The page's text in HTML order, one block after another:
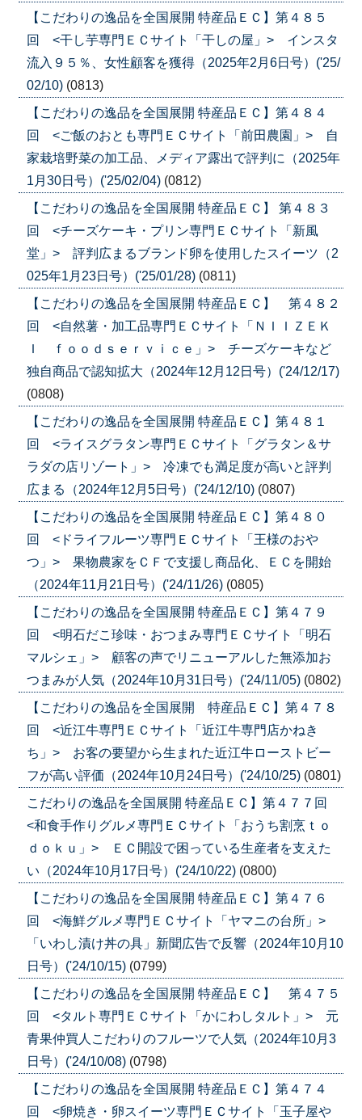
【こだわりの逸品を全国展開 特産品ＥＣ】第４８５
回 <干し芋専門ＥＣサイト「干しの屋」> インスタ
流入９５％、女性顧客を獲得（2025年2月6日号）('25/
02/10) (0813)
【こだわりの逸品を全国展開 特産品ＥＣ】第４８４
回 <ご飯のおとも専門ＥＣサイト「前田農園」> 自
家栽培野菜の加工品、メディア露出で評判に（2025年
1月30日号）('25/02/04) (0812)
【こだわりの逸品を全国展開 特産品ＥＣ】 第４８３
回 <チーズケーキ・プリン専門ＥＣサイト「新風
堂」> 評判広まるブランド卵を使用したスイーツ（2
025年1月23日号）('25/01/28) (0811)
【こだわりの逸品を全国展開 特産品ＥＣ】 第４８２
回 <自然薯・加工品専門ＥＣサイト「ＮＩＩＺＥＫ
Ｉ ｆｏｏｄｓｅｒｖｉｃｅ」> チーズケーキなど
独自商品で認知拡大（2024年12月12日号）('24/12/17)
(0808)
【こだわりの逸品を全国展開 特産品ＥＣ】第４８１
回 <ライスグラタン専門ＥＣサイト「グラタン＆サ
ラダの店リゾート」> 冷凍でも満足度が高いと評判
広まる（2024年12月5日号）('24/12/10) (0807)
【こだわりの逸品を全国展開 特産品ＥＣ】第４８０
回 <ドライフルーツ専門ＥＣサイト「王様のおや
つ」> 果物農家をＣＦで支援し商品化、ＥＣを開始
（2024年11月21日号）('24/11/26) (0805)
【こだわりの逸品を全国展開 特産品ＥＣ】第４７９
回 <明石だこ珍味・おつまみ専門ＥＣサイト「明石
マルシェ」> 顧客の声でリニューアルした無添加お
つまみが人気（2024年10月31日号）('24/11/05) (0802)
【こだわりの逸品を全国展開 特産品ＥＣ】第４７８
回 <近江牛専門ＥＣサイト「近江牛専門店かねき
ち」> お客の要望から生まれた近江牛ローストビー
フが高い評価（2024年10月24日号）('24/10/25) (0801)
こだわりの逸品を全国展開 特産品ＥＣ】第４７７回
<和食手作りグルメ専門ＥＣサイト「おうち割烹ｔｏ
ｄｏｋｕ」> ＥＣ開設で困っている生産者を支えた
い（2024年10月17日号）('24/10/22) (0800)
【こだわりの逸品を全国展開 特産品ＥＣ】第４７６
回 <海鮮グルメ専門ＥＣサイト「ヤマニの台所」>
「いわし漬け丼の具」新聞広告で反響（2024年10月10
日号）('24/10/15) (0799)
【こだわりの逸品を全国展開 特産品ＥＣ】 第４７５
回 <タルト専門ＥＣサイト「かにわしタルト」> 元
青果仲買人こだわりのフルーツで人気（2024年10月3
日号）('24/10/08) (0798)
【こだわりの逸品を全国展開 特産品ＥＣ】第４７４
回 <卵焼き・卵スイーツ専門ＥＣサイト「玉子屋や